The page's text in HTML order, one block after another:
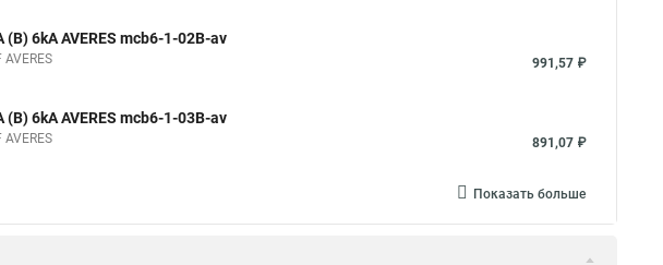
6kA AVERES mcb6-1-02B-av
991,57 ₽
6kA AVERES mcb6-1-03B-av
891,07 ₽
Показать больше